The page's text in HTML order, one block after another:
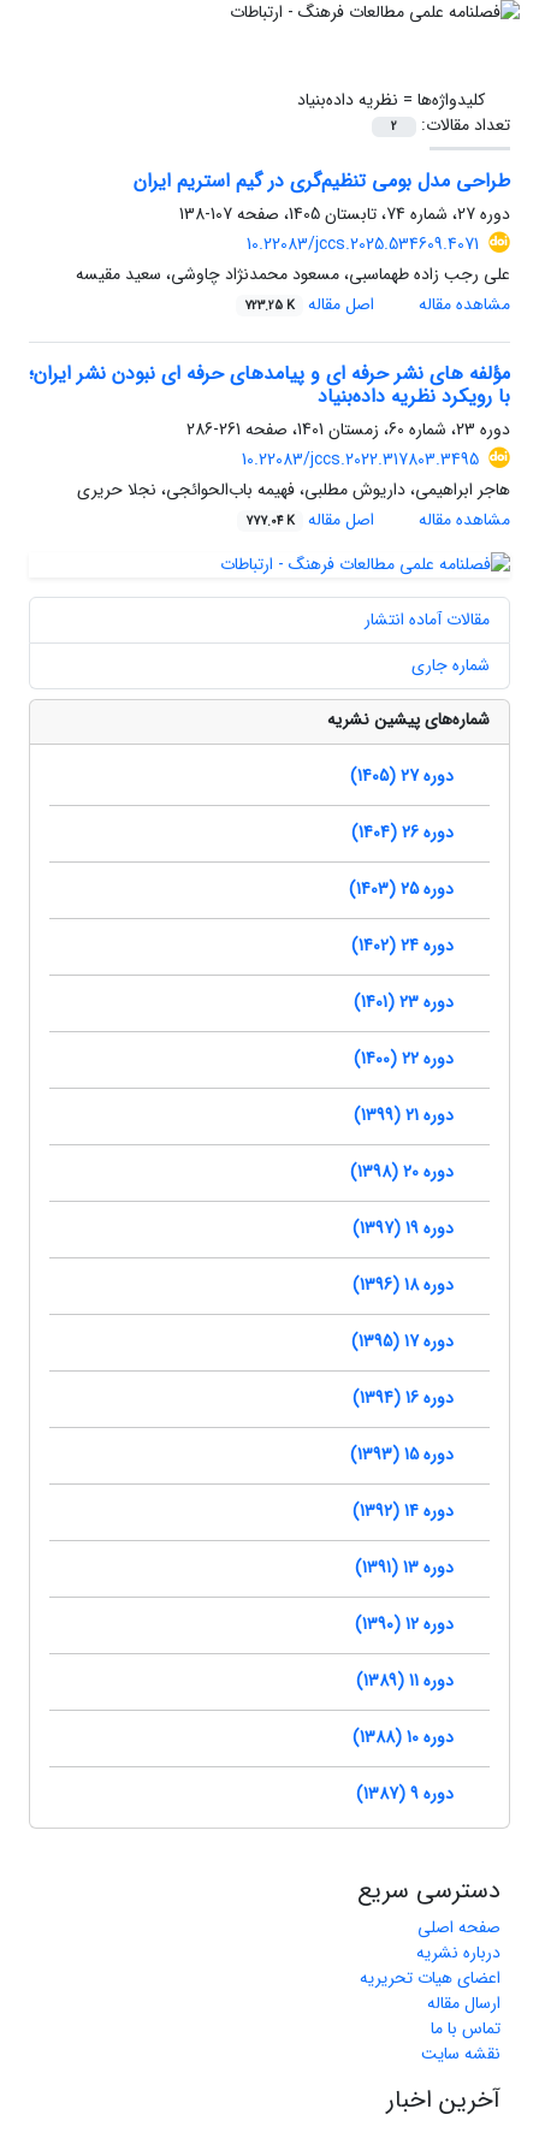
کلیدواژه‌ها = نظریه داده‌بنیاد
تعداد مقالات:
2
طراحی مدل بومی تنظیم‌گری در گیم ‌استریم ایران
دوره 27، شماره 74، تابستان 1405، صفحه
107-138
10.22083/jccs.2025.534609.4071
علی رجب زاده طهماسبی، مسعود محمدنژاد چاوشی، سعید مقیسه
مشاهده مقاله
اصل مقاله 723.25 K
مؤلفه های نشر حرفه ای و پیامدهای حرفه ای نبودن نشر ایران؛
با رویکرد نظریه داده‌بنیاد
دوره 23، شماره 60، زمستان 1401، صفحه
261-286
10.22083/jccs.2022.317803.3495
هاجر ابراهیمی، داریوش مطلبی، فهیمه باب‌الحوائجی، نجلا حریری
مشاهده مقاله
اصل مقاله 777.04 K
مقالات آماده انتشار
شماره جاری
شماره‌های پیشین نشریه
دوره 27 (1405)
دوره 26 (1404)
دوره 25 (1403)
دوره 24 (1402)
دوره 23 (1401)
دوره 22 (1400)
دوره 21 (1399)
دوره 20 (1398)
دوره 19 (1397)
دوره 18 (1396)
دوره 17 (1395)
دوره 16 (1394)
دوره 15 (1393)
دوره 14 (1392)
دوره 13 (1391)
دوره 12 (1390)
دوره 11 (1389)
دوره 10 (1388)
دوره 9 (1387)
دسترسی سریع
صفحه اصلی
درباره نشریه
اعضای هیات تحریریه
ارسال مقاله
تماس با ما
نقشه سایت
آخرین اخبار